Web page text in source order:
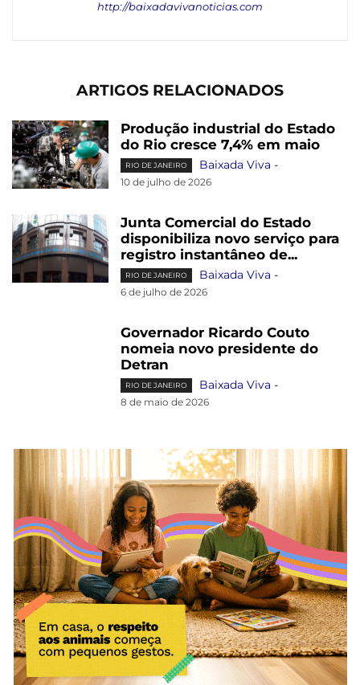
http://baixadavivanoticias.com
ARTIGOS RELACIONADOS
Produção industrial do Estado
do Rio cresce 7,4% em maio
RIO DE JANEIRO Baixada Viva -
10 de julho de 2026
Junta Comercial do Estado
disponibiliza novo serviço para
registro instantâneo de...
RIO DE JANEIRO Baixada Viva -
6 de julho de 2026
Governador Ricardo Couto
nomeia novo presidente do
Detran
RIO DE JANEIRO Baixada Viva -
8 de maio de 2026